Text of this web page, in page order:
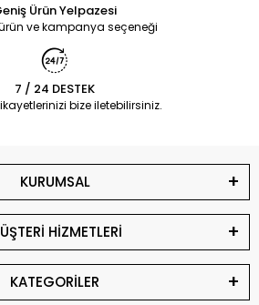
Ürün Yelpazesi
ve kampanya seçeneği
7 / 24 DESTEK
bize iletebilirsiniz.
KURUMSAL
HİZMETLERİ
KATEGORİLER